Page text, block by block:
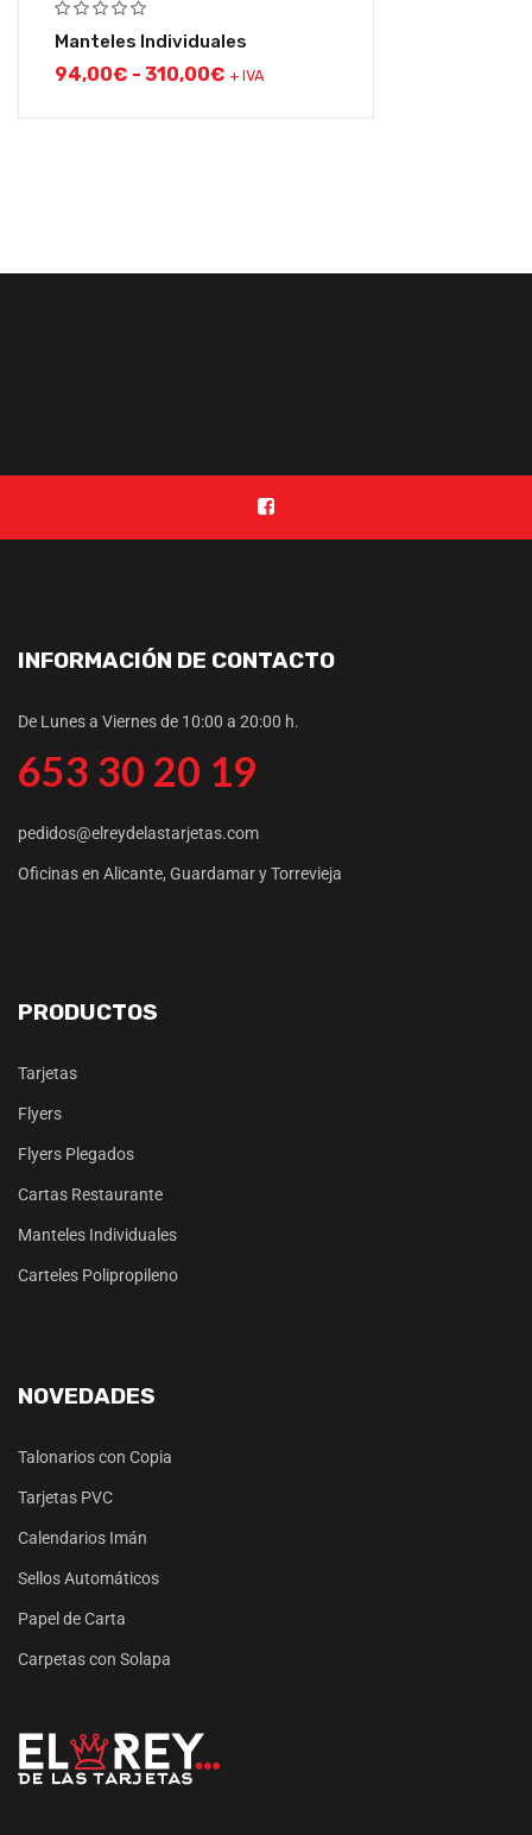
Manteles Individuales
94,00€ - 310,00€ + IVA
INFORMACIÓN DE CONTACTO
De Lunes a Viernes de 10:00 a 20:00 h.
653 30 20 19
pedidos@elreydelastarjetas.com
Oficinas en Alicante, Guardamar y Torrevieja
PRODUCTOS
Tarjetas
Flyers
Flyers Plegados
Cartas Restaurante
Manteles Individuales
Carteles Polipropileno
NOVEDADES
Talonarios con Copia
Tarjetas PVC
Calendarios Imán
Sellos Automáticos
Papel de Carta
Carpetas con Solapa